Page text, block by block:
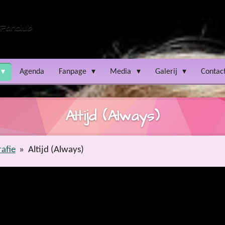
Agenda Fanpage Media Galerij
Altijd (Always)
» Altijd (Always)